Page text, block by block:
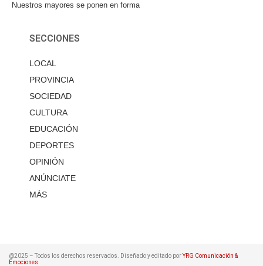
Nuestros mayores se ponen en forma
SECCIONES
LOCAL
PROVINCIA
SOCIEDAD
CULTURA
EDUCACIÓN
DEPORTES
OPINIÓN
ANÚNCIATE
MÁS
@2025 – Todos los derechos reservados. Diseñado y editado porYRG Comunicación &
Emociones